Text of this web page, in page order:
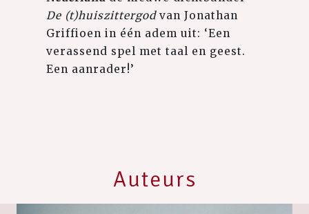
De (t)huiszittergodvan Jonathan
Griffioen in één adem uit: ‘Een
verassend spel met taal en geest.
Een aanrader!’
Auteurs